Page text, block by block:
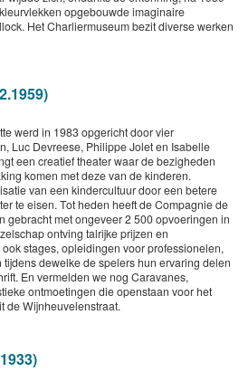
opgebouwde imaginaire
Het Charliermuseum bezit diverse werken
werd in 1983 opgericht door vier
Luc Devreese, Philippe Jolet en Isabelle
een creatief theater waar de bezigheden
komen met deze van de kinderen.
van een kindercultuur door een betere
te eisen. Tot heden heeft de Compagnie de
gebracht met ongeveer 2 500 opvoeringen in
ontving talrijke prijzen en
stages, opleidingen voor professionelen,
dewelke de spelers hun ervaring delen
En vermelden we nog Caravanes,
ontmoetingen die openstaan voor het
de Wijnheuvelenstraat.